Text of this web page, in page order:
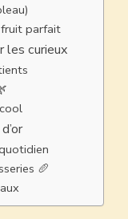
fruit parfait
les curieux
🥖